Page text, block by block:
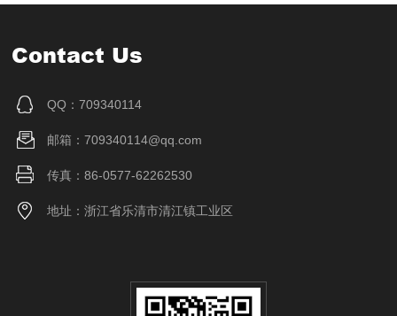
Contact Us
QQ：709340114
邮箱：709340114@qq.com
传真：86-0577-62262530
地址：浙江省乐清市清江镇工业区